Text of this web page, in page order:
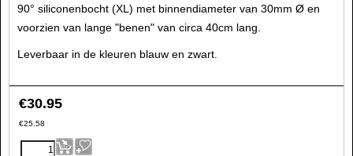
90° siliconenbocht (XL) met binnendiameter van 30mm Ø en
voorzien van lange "benen" van circa 40cm lang.
Leverbaar in de kleuren blauw en zwart.
€30.95
€25.58